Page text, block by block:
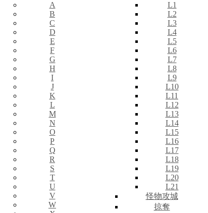
A
B
C
D
E
F
G
H
I
J
K
L
M
N
O
P
Q
R
S
T
U
V
W
L1
L2
L3
L4
L5
L6
L7
L8
L9
L10
L11
L12
L13
L14
L15
L16
L17
L18
L19
L20
L21
怪物攻城
掠奪